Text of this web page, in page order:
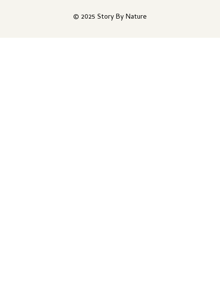
© 2025 Story By Nature